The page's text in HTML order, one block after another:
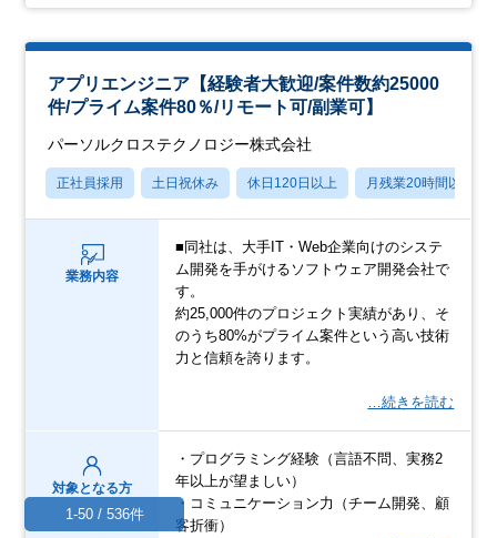
アプリエンジニア【経験者大歓迎/案件数約25000
件/プライム案件80％/リモート可/副業可】
パーソルクロステクノロジー株式会社
正社員採用 土日祝休み 休日120日以上 月残業20時間以内
業務内容
■同社は、大手IT・Web企業向けのシステ
ム開発を手がけるソフトウェア開発会社で
す。
約25,000件のプロジェクト実績があり、そ
のうち80%がプライム案件という高い技術
力と信頼を誇ります。
…続きを読む
対象となる方
・プログラミング経験（言語不問、実務2
年以上が望ましい）
・コミュニケーション力（チーム開発、顧
客折衝）
1-50 / 536件